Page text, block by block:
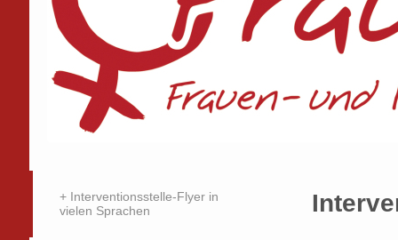
Interventionsstelle-Flyer in
vielen Sprachen